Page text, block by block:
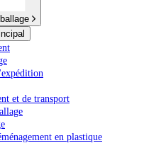
et de transport
en plastique